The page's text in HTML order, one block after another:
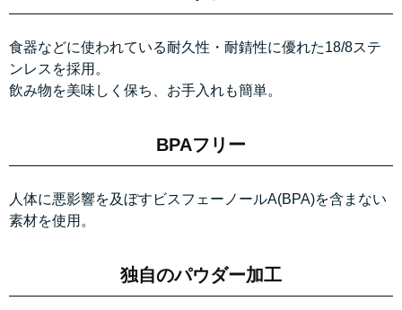
食器などに使われている耐久性・耐錆性に優れた18/8ステ
ンレスを採用。
飲み物を美味しく保ち、お手入れも簡単。
BPAフリー
人体に悪影響を及ぼすビスフェーノールA(BPA)を含まない
素材を使用。
独自のパウダー加工